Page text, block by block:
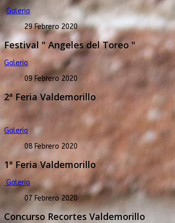
Galeria
29 Febrero 2020
Festival " Angeles del Toreo "
Galeria
09 Febrero 2020
2ª Feria Valdemorillo
Galeria
08 Febrero 2020
1ª Feria Valdemorillo
Galeria
07 Febrero 2020
Concurso Recortes Valdemorillo